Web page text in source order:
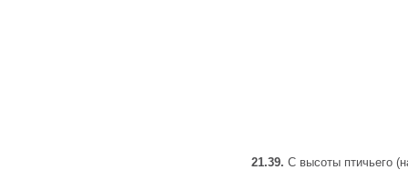
21.39. С высоты птичьего